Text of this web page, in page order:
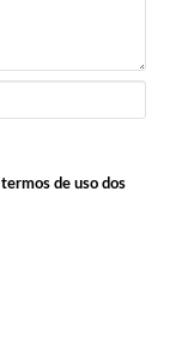
termos de uso dos